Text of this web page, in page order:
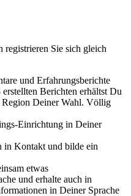
registrieren Sie sich gleich
und Erfahrungsberichte
Berichten erhältst Du
Deiner Wahl. Völlig
Einrichtung in Deiner
in Kontakt und bilde ein
etwas
und erhalte auch in
in Deiner Sprache